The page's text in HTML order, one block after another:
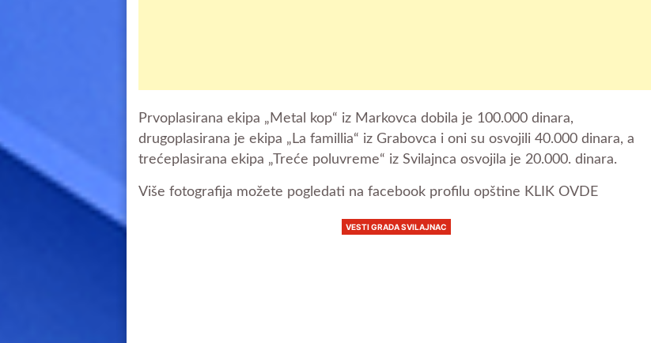
Prvoplasirana ekipa „Metal kop“ iz Markovca dobila je 100.000 dinara,
drugoplasirana je ekipa „La famillia“ iz Grabovca i oni su osvojili 40.000 dinara, a
trećeplasirana ekipa „Treće poluvreme“ iz Svilajnca osvojila je 20.000. dinara.
Više fotografija možete pogledati na facebook profilu opštine KLIK OVDE
VESTI GRADA SVILAJNAC